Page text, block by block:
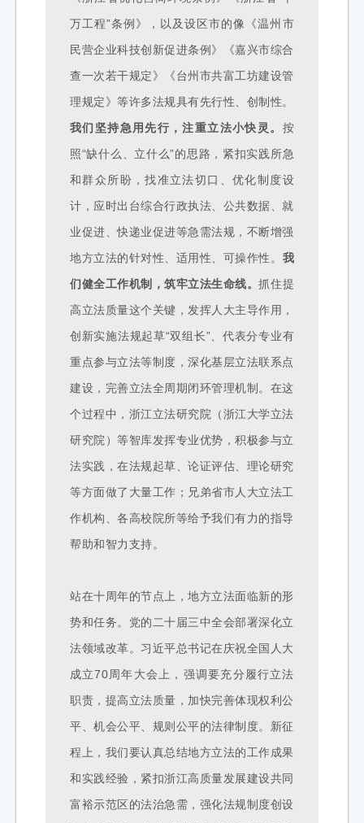
万工程”条例》，以及设区市的像
《温州市
民营企业科技创新促进条例》《嘉兴市综合
查一次若干规定》《台州市共富工坊建设管
理规定》等许多法规具有先行性、创制性。
我们坚持急用先行，注重立法小快灵。 按
照“缺什么、立什么”的思路，紧扣实践所急
和群众所盼，找准立法切口、优化制度设
计，应时出台综合行政执法、公共数据、就
业促进、快递业促进等急需法规，不断增强
地方立法的针对性、适用性、可操作性。 我
们健全工作机制，筑牢立法生命线。抓住提
高立法质量这个关键，发挥人大主导作用，
创新实施法规起草“双组长”、代表分专业有
重点参与立法等制度，深化基层立法联系点
建设，完善立法全周期闭环管理机制。在这
个过程中，浙江立法研究院（浙江大学立法
研究院）等智库发挥专业优势，积极参与立
法实践，在法规起草、论证评估、理论研究
等方面做了大量工作；兄弟省市人大立法工
作机构、各高校院所等给予我们有力的指导
帮助和智力支持。
站在十周年的节点上，地方立法面临新的形
势和任务。党的二十届三中全会部署深化立
法领域改革。习近平总书记在庆祝全国人大
成立70周年大会上，强调要充分履行立法
职责，提高立法质量，加快完善体现权利公
平、机会公平、规则公平的法律制度。新征
程上，我们要认真总结地方立法的工作成果
和实践经验，紧扣浙江高质量发展建设共同
富裕示范区的法治急需，强化法规制度创设